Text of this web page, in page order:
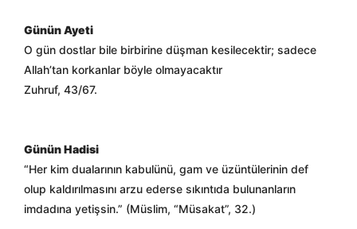
Günün Ayeti
O gün dostlar bile birbirine düşman kesilecektir; sadece
Allah’tan korkanlar böyle olmayacaktır
Zuhruf, 43/67.
Günün Hadisi
“Her kim dualarının kabulünü, gam ve üzüntülerinin def
olup kaldırılmasını arzu ederse sıkıntıda bulunanların
imdadına yetişsin.” (Müslim, “Müsakat”, 32.)